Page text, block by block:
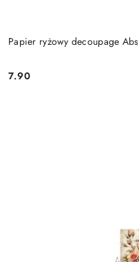
Papier ryżowy decoupage
Cena:
7.90